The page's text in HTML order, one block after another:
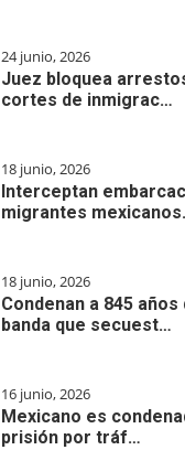
24 junio, 2026
Juez bloquea
cortes de inmigrac…
18 junio, 2026
Interceptan
migrantes
18 junio, 2026
Condenan a 845
banda que secuest…
16 junio, 2026
Mexicano es
prisión por tráf…